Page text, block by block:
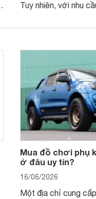
Tuy nhiên, với nhu
không, dùng được
Mua đồ chơi phụ
ở đâu uy tín?
16/06/2026
Một địa chỉ cung